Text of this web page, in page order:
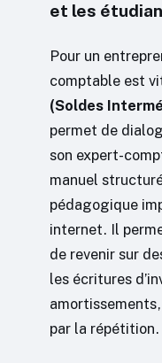
et les
Pour un
comptable est
(Soldes
permet de
son expert-
manuel
pédagogique
internet. Il
de revenir sur
les écritures
par la répétition.